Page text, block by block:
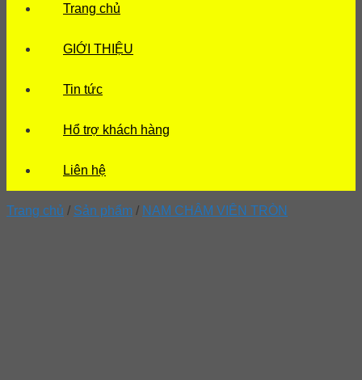
Trang chủ
GIỚI THIỆU
Tin tức
Hổ trợ khách hàng
Liên hệ
Trang chủ / Sản phẩm / NAM CHÂM VIÊN TRÒN